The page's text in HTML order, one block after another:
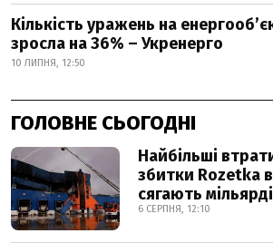
Кількість уражень на
зросла на 36% – Укренерго
10 ЛИПНЯ, 12:50
ГОЛОВНЕ СЬОГОДНІ
Найбільші
збитки Rozetka
сягають
6 СЕРПНЯ, 12:10